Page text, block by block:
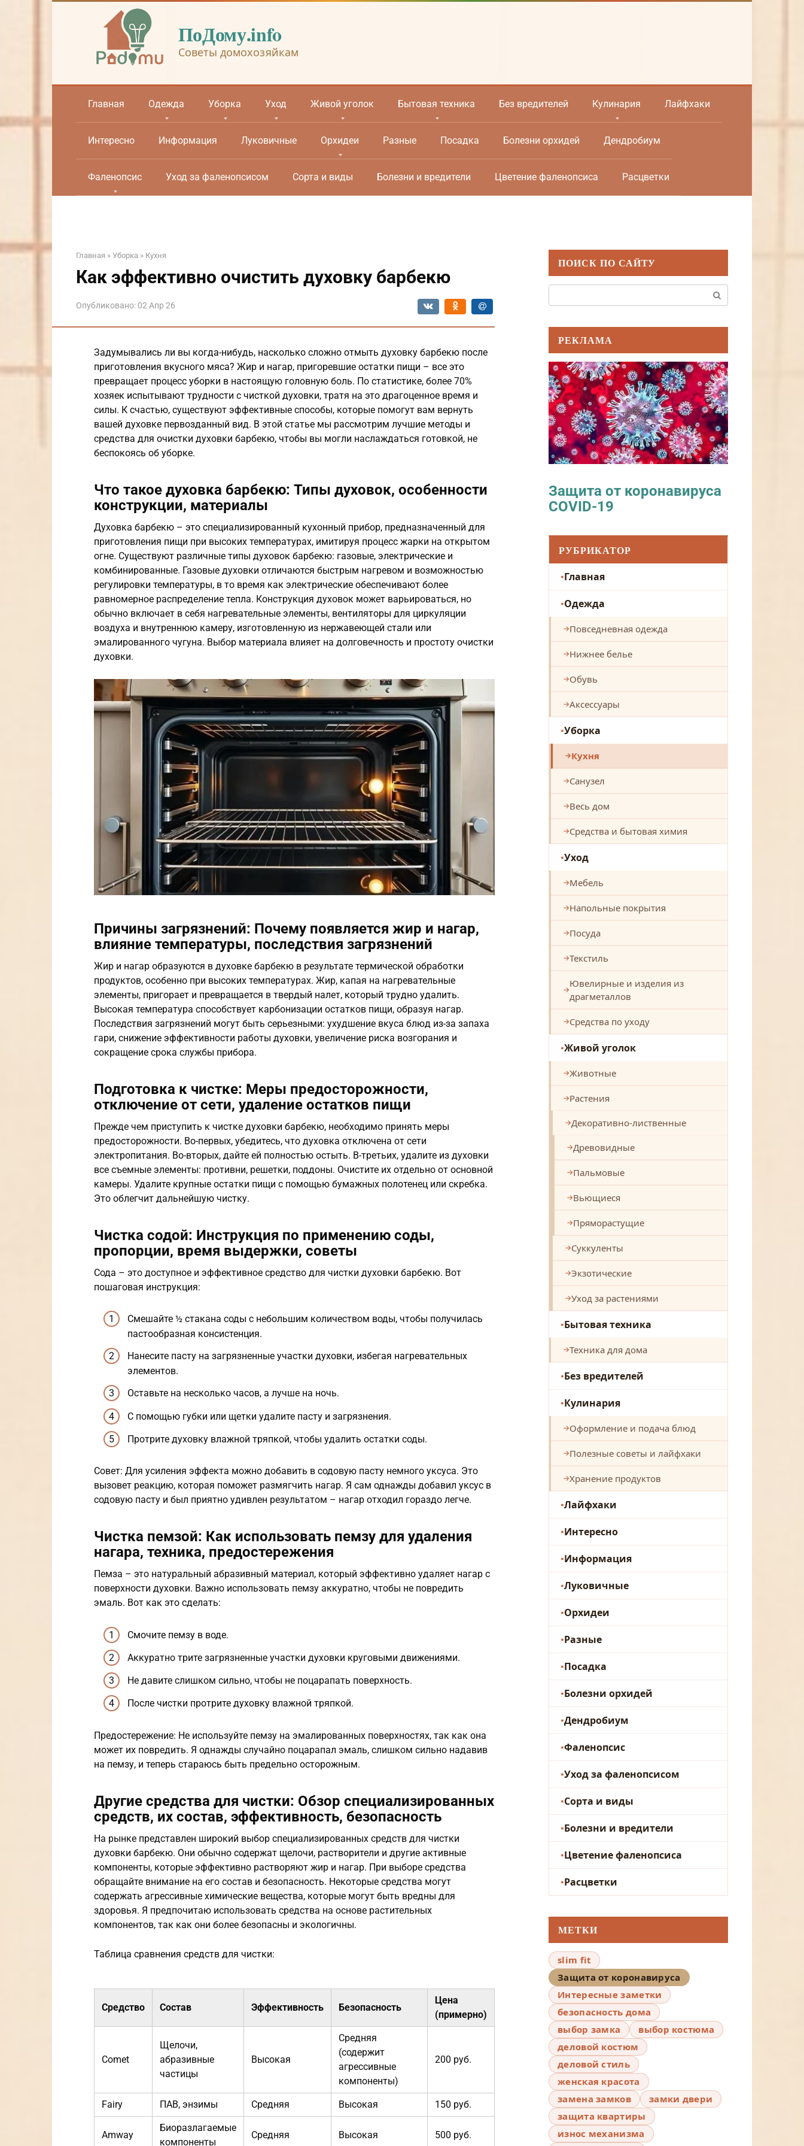
ПоДому.info
Советы домохозяйкам
Главная Одежда Уборка Уход Живой уголок Бытовая техника Без вредителей Кулинария Лайфхаки
Интересно Информация Луковичные Орхидеи Разные Посадка Болезни орхидей Дендробиум
Фаленопсис Уход за фаленопсисом Сорта и виды Болезни и вредители Цветение фаленопсиса Расцветки
Главная » Уборка » Кухня
Как эффективно очистить духовку барбекю
Опубликовано: 02 Апр 26
Задумывались ли вы когда-нибудь, насколько сложно отмыть духовку барбекю после
приготовления вкусного мяса? Жир и нагар, пригоревшие остатки пищи – все это
превращает процесс уборки в настоящую головную боль. По статистике, более 70%
хозяек испытывают трудности с чисткой духовки, тратя на это драгоценное время и
силы. К счастью, существуют эффективные способы, которые помогут вам вернуть
вашей духовке первозданный вид. В этой статье мы рассмотрим лучшие методы и
средства для очистки духовки барбекю, чтобы вы могли наслаждаться готовкой, не
беспокоясь об уборке.
Что такое духовка барбекю: Типы духовок, особенности
конструкции, материалы
Духовка барбекю – это специализированный кухонный прибор, предназначенный для
приготовления пищи при высоких температурах, имитируя процесс жарки на открытом
огне. Существуют различные типы духовок барбекю: газовые, электрические и
комбинированные. Газовые духовки отличаются быстрым нагревом и возможностью
регулировки температуры, в то время как электрические обеспечивают более
равномерное распределение тепла. Конструкция духовок может варьироваться, но
обычно включает в себя нагревательные элементы, вентиляторы для циркуляции
воздуха и внутреннюю камеру, изготовленную из нержавеющей стали или
эмалированного чугуна. Выбор материала влияет на долговечность и простоту очистки
духовки.
Причины загрязнений: Почему появляется жир и нагар,
влияние температуры, последствия загрязнений
Жир и нагар образуются в духовке барбекю в результате термической обработки
продуктов, особенно при высоких температурах. Жир, капая на нагревательные
элементы, пригорает и превращается в твердый налет, который трудно удалить.
Высокая температура способствует карбонизации остатков пищи, образуя нагар.
Последствия загрязнений могут быть серьезными: ухудшение вкуса блюд из-за запаха
гари, снижение эффективности работы духовки, увеличение риска возгорания и
сокращение срока службы прибора.
Подготовка к чистке: Меры предосторожности,
отключение от сети, удаление остатков пищи
Прежде чем приступить к чистке духовки барбекю, необходимо принять меры
предосторожности. Во-первых, убедитесь, что духовка отключена от сети
электропитания. Во-вторых, дайте ей полностью остыть. В-третьих, удалите из духовки
все съемные элементы: противни, решетки, поддоны. Очистите их отдельно от основной
камеры. Удалите крупные остатки пищи с помощью бумажных полотенец или скребка.
Это облегчит дальнейшую чистку.
Чистка содой: Инструкция по применению соды,
пропорции, время выдержки, советы
Сода – это доступное и эффективное средство для чистки духовки барбекю. Вот
пошаговая инструкция:
Смешайте ½ стакана соды с небольшим количеством воды, чтобы получилась
пастообразная консистенция.
Нанесите пасту на загрязненные участки духовки, избегая нагревательных
элементов.
Оставьте на несколько часов, а лучше на ночь.
С помощью губки или щетки удалите пасту и загрязнения.
Протрите духовку влажной тряпкой, чтобы удалить остатки соды.
Совет: Для усиления эффекта можно добавить в содовую пасту немного уксуса. Это
вызовет реакцию, которая поможет размягчить нагар. Я сам однажды добавил уксус в
содовую пасту и был приятно удивлен результатом – нагар отходил гораздо легче.
Чистка пемзой: Как использовать пемзу для удаления
нагара, техника, предостережения
Пемза – это натуральный абразивный материал, который эффективно удаляет нагар с
поверхности духовки. Важно использовать пемзу аккуратно, чтобы не повредить
эмаль. Вот как это сделать:
Смочите пемзу в воде.
Аккуратно трите загрязненные участки духовки круговыми движениями.
Не давите слишком сильно, чтобы не поцарапать поверхность.
После чистки протрите духовку влажной тряпкой.
Предостережение: Не используйте пемзу на эмалированных поверхностях, так как она
может их повредить. Я однажды случайно поцарапал эмаль, слишком сильно надавив
на пемзу, и теперь стараюсь быть предельно осторожным.
Другие средства для чистки: Обзор специализированных
средств, их состав, эффективность, безопасность
На рынке представлен широкий выбор специализированных средств для чистки
духовки барбекю. Они обычно содержат щелочи, растворители и другие активные
компоненты, которые эффективно растворяют жир и нагар. При выборе средства
обращайте внимание на его состав и безопасность. Некоторые средства могут
содержать агрессивные химические вещества, которые могут быть вредны для
здоровья. Я предпочитаю использовать средства на основе растительных
компонентов, так как они более безопасны и экологичны.
Таблица сравнения средств для чистки:
Средство Состав Эффективность Безопасность
Цена
(примерно)
Comet
Щелочи,
абразивные
частицы
Высокая
Средняя
(содержит
агрессивные
компоненты)
200 руб.
Fairy ПАВ, энзимы Средняя Высокая 150 руб.
Amway
Биоразлагаемые
компоненты
Средняя Высокая 500 руб.
ПОИСК ПО САЙТУ
РЕКЛАМА
Защита от коронавируса
COVID-19
РУБРИКАТОР
Главная
Одежда
Повседневная одежда
Нижнее белье
Обувь
Аксессуары
Уборка
Кухня
Санузел
Весь дом
Средства и бытовая химия
Уход
Мебель
Напольные покрытия
Посуда
Текстиль
Ювелирные и изделия из
драгметаллов
Средства по уходу
Живой уголок
Животные
Растения
Декоративно-лиственные
Древовидные
Пальмовые
Вьющиеся
Пряморастущие
Суккуленты
Экзотические
Уход за растениями
Бытовая техника
Техника для дома
Без вредителей
Кулинария
Оформление и подача блюд
Полезные советы и лайфхаки
Хранение продуктов
Лайфхаки
Интересно
Информация
Луковичные
Орхидеи
Разные
Посадка
Болезни орхидей
Дендробиум
Фаленопсис
Уход за фаленопсисом
Сорта и виды
Болезни и вредители
Цветение фаленопсиса
Расцветки
МЕТКИ
slim fit
Защита от коронавируса
Интересные заметки
безопасность дома
выбор замка
выбор костюма
деловой костюм
деловой стиль
женская красота
замена замков
замки двери
защита квартиры
износ механизма